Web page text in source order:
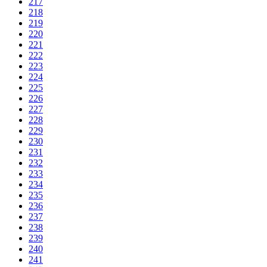
218
219
220
221
222
223
224
225
226
227
228
229
230
231
232
233
234
235
236
237
238
239
240
241